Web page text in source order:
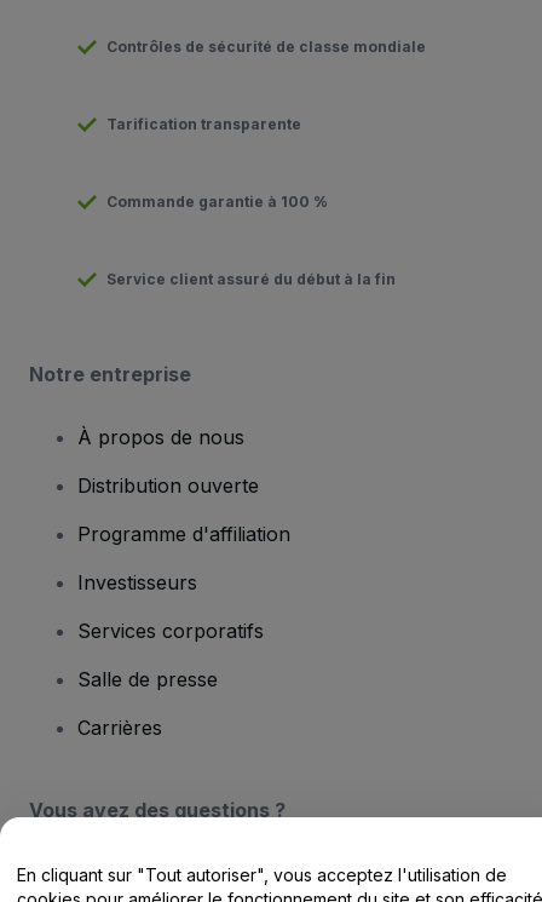
Contrôles de sécurité de classe mondiale
Tarification transparente
Commande garantie à 100 %
Service client assuré du début à la fin
Notre entreprise
À propos de nous
Distribution ouverte
Programme d'affiliation
Investisseurs
Services corporatifs
Salle de presse
Carrières
Vous avez des questions ?
Centre d'assistance / Nous contacter
En cliquant sur "Tout autoriser", vous acceptez l'utilisation de